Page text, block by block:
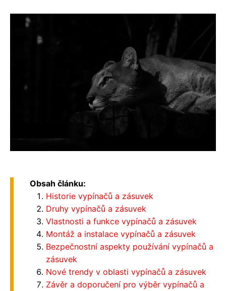
Obsah článku:
Historie vypínačů a zásuvek
Druhy vypínačů a zásuvek
Vlastnosti a funkce vypínačů a zásuvek
Montáž a instalace vypínačů a zásuvek
Bezpečnostní aspekty používání vypínačů a
zásuvek
Nové trendy v oblasti vypínačů a zásuvek
Závěr a doporučení pro výběr vypínačů a